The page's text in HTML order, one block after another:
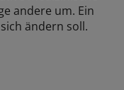
andere um. Ein
ändern soll.